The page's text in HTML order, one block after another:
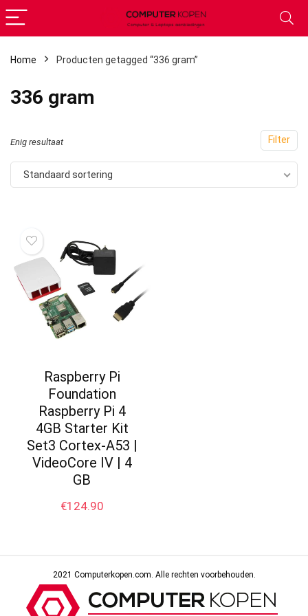
Home Producten getagged “336 gram”
336 gram
Filter
Enig resultaat
Standaard sortering
Raspberry Pi
Foundation
Raspberry Pi 4
4GB Starter Kit
Set3 Cortex-A53 |
VideoCore IV | 4
GB
€124.90
2021 Computerkopen.com. Alle rechten voorbehouden.